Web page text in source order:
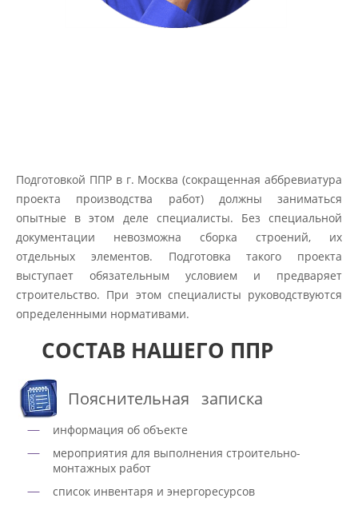
Подготовкой ППР в г. Москва (сокращенная аббревиатура
проекта производства работ) должны заниматься
опытные в этом деле специалисты. Без специальной
документации невозможна сборка строений, их
отдельных элементов. Подготовка такого проекта
выступает обязательным условием и предваряет
строительство. При этом специалисты руководствуются
определенными нормативами.
СОСТАВ НАШЕГО ППР
Пояснительная записка
информация об объекте
мероприятия для выполнения строительно-
монтажных работ
список инвентаря и энергоресурсов